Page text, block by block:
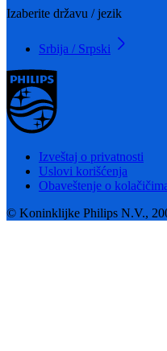
Izaberite državu / jezik
Srbija / Srpski
Izveštaj o privatnosti
Uslovi korišćenja
Obaveštenje o
© Koninklijke Philips N.V.,